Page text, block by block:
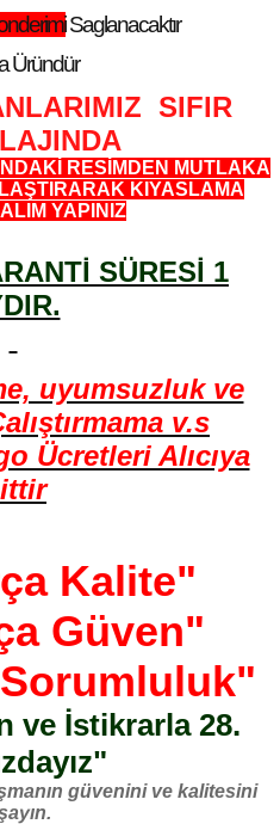
Saglanacaktır
Üründür
SIFIR
RESİMDEN MUTLAKA
KIYASLAMA
YAPINIZ
SÜRESİ 1
uyumsuzluk ve
v.s
Ücretleri Alıcıya
Kalite"
Güven"
ve İstikrarla 28.
güvenini ve kalitesini